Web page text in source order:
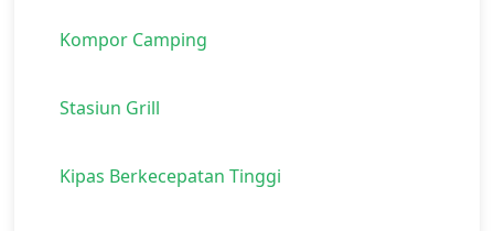
Kompor Camping
Stasiun Grill
Kipas Berkecepatan Tinggi